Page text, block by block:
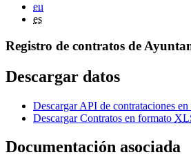
eu
es
Registro de contratos de
Descargar datos
Descargar API de contrataciones
Descargar Contratos en formato
Documentación asociada